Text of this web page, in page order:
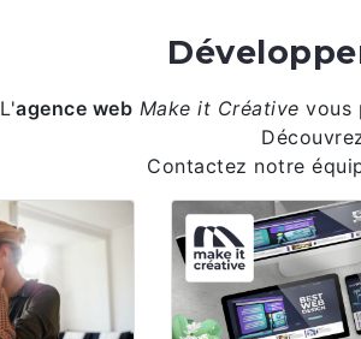
L'agence web Make it Créative vous
Contactez notre